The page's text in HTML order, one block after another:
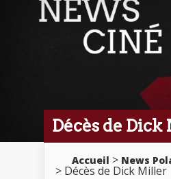
Décès de
Accueil > News
> Décès de Dick Miller